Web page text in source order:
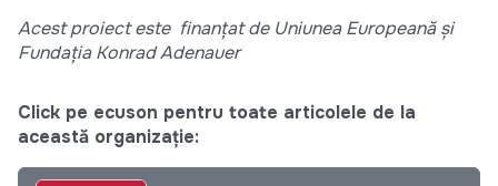
Acest proiect este finanțat de Uniunea Europeană și
Fundația Konrad Adenauer
Click pe ecuson pentru toate articolele de la
această organizație: